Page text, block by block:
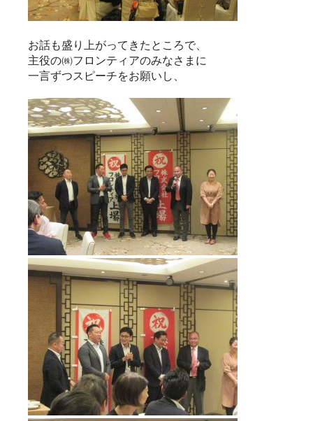
お話も盛り上がってきたところで、
主役の㈱フロンティアのみなさまに
一言ずつスピーチをお願いし、